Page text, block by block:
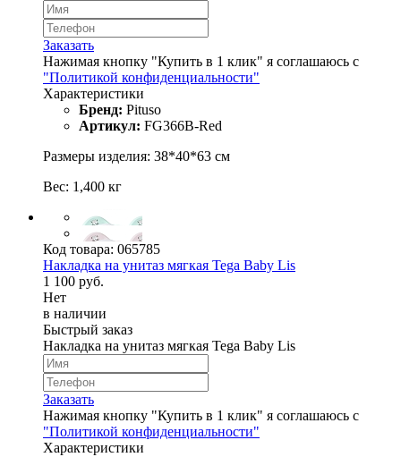
Заказать
Нажимая кнопку "Купить в 1 клик" я соглашаюсь с
"Политикой конфиденциальности"
Характеристики
Бренд: Pituso
Артикул: FG366B-Red
Размеры изделия: 38*40*63 см
Вес: 1,400 кг
Код товара: 065785
Накладка на унитаз мягкая Tega Baby Lis
1 100 руб.
Нет
в наличии
Быстрый заказ
Накладка на унитаз мягкая Tega Baby Lis
Заказать
Нажимая кнопку "Купить в 1 клик" я соглашаюсь с
"Политикой конфиденциальности"
Характеристики